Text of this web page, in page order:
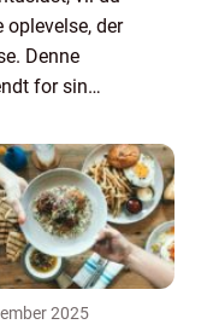
der
Denne
for sin
Brun...
2025